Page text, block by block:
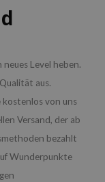
Level heben.
aus.
von uns
Versand, der ab
bezahlt
Wunderpunkte